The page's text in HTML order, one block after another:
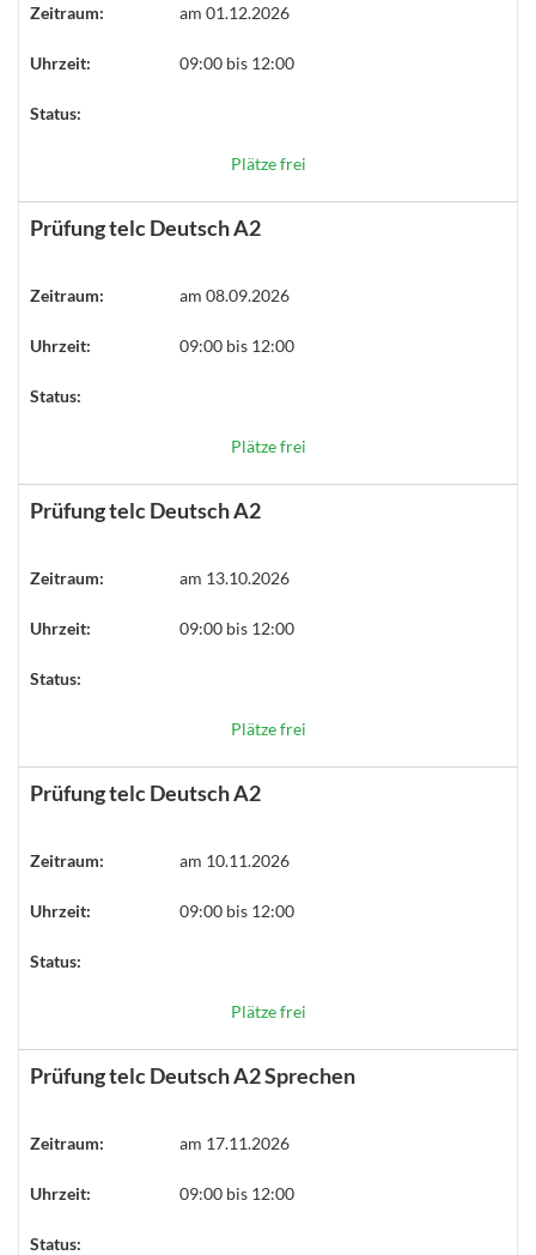
Zeitraum: am 01.12.2026
Uhrzeit: 09:00 bis 12:00
Status:
Plätze frei
Prüfung telc Deutsch A2
Zeitraum: am 08.09.2026
Uhrzeit: 09:00 bis 12:00
Status:
Plätze frei
Prüfung telc Deutsch A2
Zeitraum: am 13.10.2026
Uhrzeit: 09:00 bis 12:00
Status:
Plätze frei
Prüfung telc Deutsch A2
Zeitraum: am 10.11.2026
Uhrzeit: 09:00 bis 12:00
Status:
Plätze frei
Prüfung telc Deutsch A2 Sprechen
Zeitraum: am 17.11.2026
Uhrzeit: 09:00 bis 12:00
Status: